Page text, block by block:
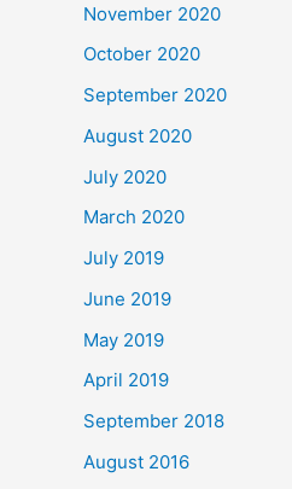
November 2020
October 2020
September 2020
August 2020
July 2020
March 2020
July 2019
June 2019
May 2019
April 2019
September 2018
August 2016